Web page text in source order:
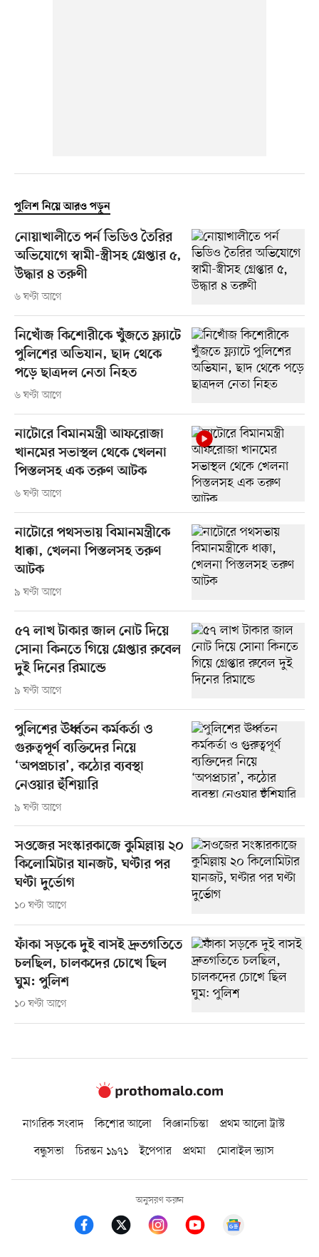
পুলিশ নিয়ে আরও পড়ুন
নোয়াখালীতে পর্ন ভিডিও তৈরির
অভিযোগে স্বামী-স্ত্রীসহ গ্রেপ্তার ৫,
উদ্ধার ৪ তরুণী
৬ ঘণ্টা আগে
নিখোঁজ কিশোরীকে খুঁজতে ফ্ল্যাটে
পুলিশের অভিযান, ছাদ থেকে
পড়ে ছাত্রদল নেতা নিহত
৬ ঘণ্টা আগে
নাটোরে বিমানমন্ত্রী আফরোজা
খানমের সভাস্থল থেকে খেলনা
পিস্তলসহ এক তরুণ আটক
৬ ঘণ্টা আগে
নাটোরে পথসভায় বিমানমন্ত্রীকে
ধাক্কা, খেলনা পিস্তলসহ তরুণ
আটক
৯ ঘণ্টা আগে
৫৭ লাখ টাকার জাল নোট দিয়ে
সোনা কিনতে গিয়ে গ্রেপ্তার রুবেল
দুই দিনের রিমান্ডে
৯ ঘণ্টা আগে
পুলিশের ঊর্ধ্বতন কর্মকর্তা ও
গুরুত্বপূর্ণ ব্যক্তিদের নিয়ে
‘অপপ্রচার’, কঠোর ব্যবস্থা
নেওয়ার হুঁশিয়ারি
৯ ঘণ্টা আগে
সওজের সংস্কারকাজে কুমিল্লায় ২০
কিলোমিটার যানজট, ঘণ্টার পর
ঘণ্টা দুর্ভোগ
১০ ঘণ্টা আগে
ফাঁকা সড়কে দুই বাসই দ্রুতগতিতে
চলছিল, চালকদের চোখে ছিল
ঘুম: পুলিশ
১০ ঘণ্টা আগে
নাগরিক সংবাদ কিশোর আলো বিজ্ঞানচিন্তা
প্রথম আলো ট্রাস্ট
বন্ধুসভা
চিরন্তন ১৯৭১ ইপেপার প্রথমা মোবাইল ভ্যাস
অনুসরণ করুন